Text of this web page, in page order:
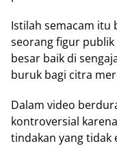
Istilah semacam itu
seorang figur
besar baik di
buruk bagi citra
Dalam video
kontroversial
tindakan yang tidak